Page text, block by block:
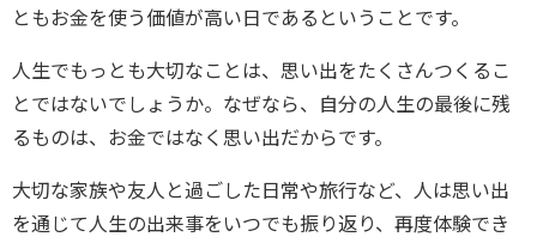
ともお金を使う価値が高い日であるということです。
人生でもっとも大切なことは、思い出をたくさんつくるこ
とではないでしょうか。なぜなら、自分の人生の最後に残
るものは、お金ではなく思い出だからです。
大切な家族や友人と過ごした日常や旅行など、人は思い出
を通じて人生の出来事をいつでも振り返り、再度体験でき